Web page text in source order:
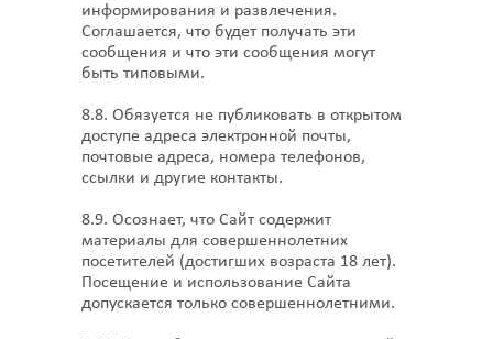
информирования и развлечения.
Соглашается, что будет получать эти
сообщения и что эти сообщения могут
быть типовыми.
8.8. Обязуется не публиковать в открытом
доступе адреса электронной почты,
почтовые адреса, номера телефонов,
ссылки и другие контакты.
8.9. Осознает, что Сайт содержит
материалы для совершеннолетних
посетителей (достигших возраста 18 лет).
Посещение и использование Сайта
допускается только совершеннолетними.